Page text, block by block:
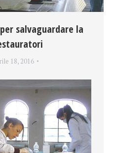
salvaguardare la
18, 2016